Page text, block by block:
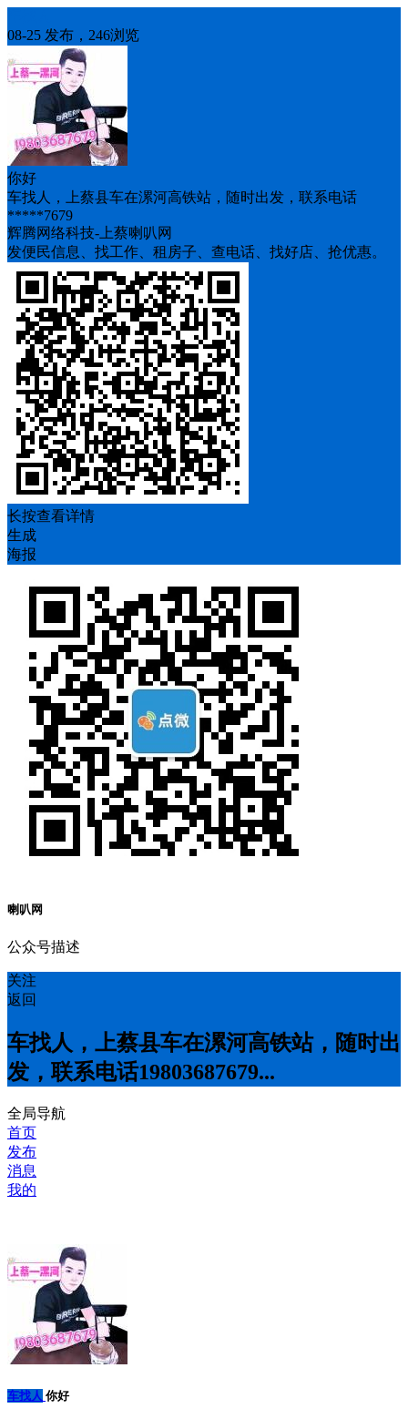
08-25 发布，246浏览
你好
车找人，上蔡县车在漯河高铁站，随时出发，联系电话
*****7679
辉腾网络科技-上蔡喇叭网
发便民信息、找工作、租房子、查电话、找好店、抢优惠。
长按查看详情
生成
海报
喇叭网
公众号描述
关注
返回
车找人，上蔡县车在漯河高铁站，随时出
发，联系电话19803687679...
全局导航
首页
发布
消息
我的
车找人 你好